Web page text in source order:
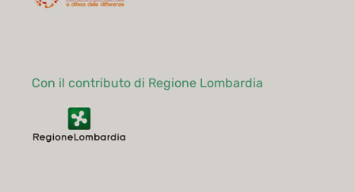
Con il contributo di Regione Lombardia